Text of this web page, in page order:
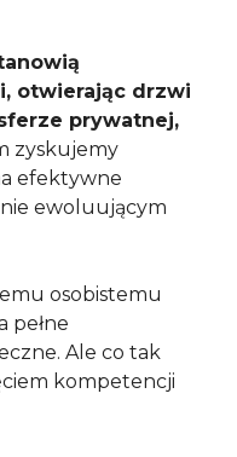
otwierając drzwi
prywatnej,
zyskujemy
efektywne
ewoluującym
osobistemu
pełne
Ale co tak
kompetencji